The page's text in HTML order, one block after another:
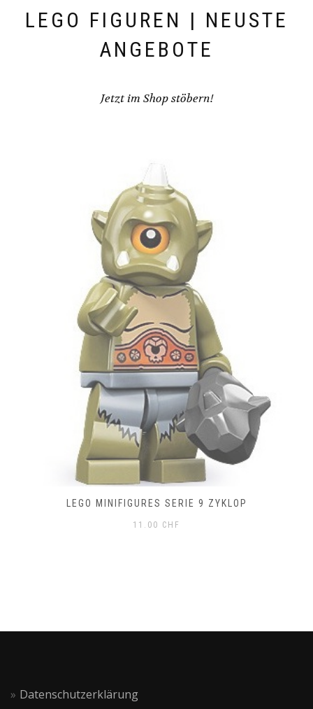
LEGO FIGUREN | NEUSTE
ANGEBOTE
Jetzt im Shop stöbern!
LEGO MINIFIGURES SERIE 9 ZYKLOP
11.00 CHF
Datenschutzerklärung